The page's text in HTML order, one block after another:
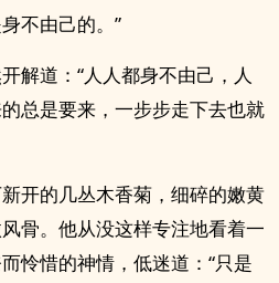
不由己的。”
解道：“人人都身不由己，人
总是要来，一步步走下去也就
开的几丛木香菊，细碎的嫩黄
骨。他从没这样专注地看着一
怜惜的神情，低迷道：“只是